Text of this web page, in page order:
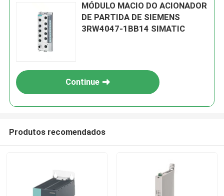
MÓDULO MACIO DO ACIONADOR
DE PARTIDA DE SIEMENS
3RW4047-1BB14 SIMATIC
Continue
Produtos recomendados